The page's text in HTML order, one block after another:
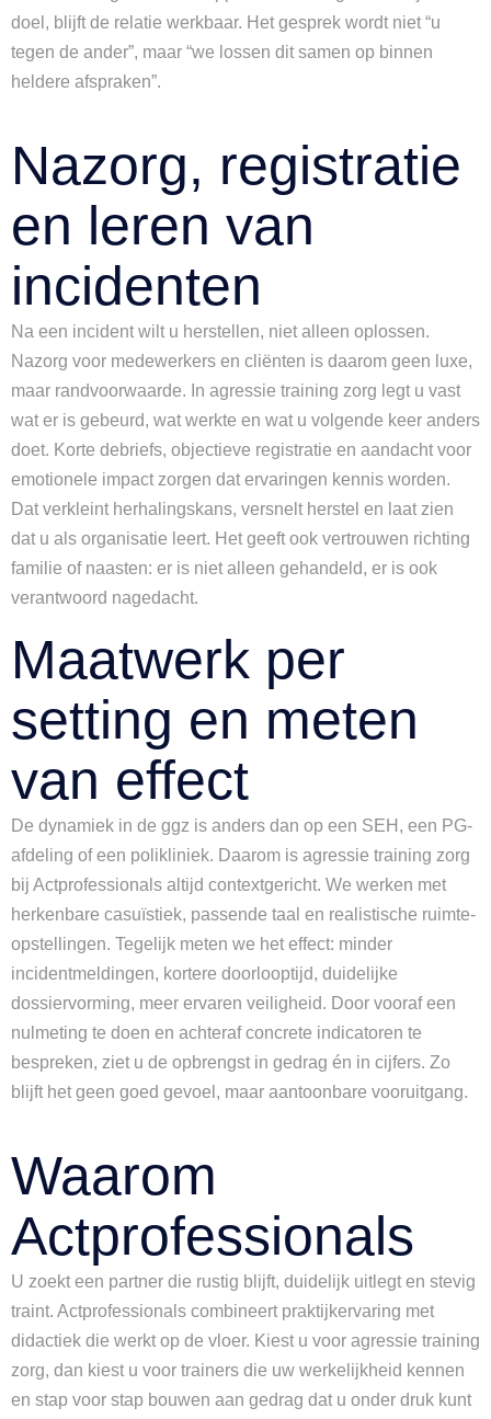
doel, blijft de relatie werkbaar. Het gesprek wordt niet “u
tegen de ander”, maar “we lossen dit samen op binnen
heldere afspraken”.
Nazorg, registratie
en leren van
incidenten
Na een incident wilt u herstellen, niet alleen oplossen.
Nazorg voor medewerkers en cliënten is daarom geen luxe,
maar randvoorwaarde. In agressie training zorg legt u vast
wat er is gebeurd, wat werkte en wat u volgende keer anders
doet. Korte debriefs, objectieve registratie en aandacht voor
emotionele impact zorgen dat ervaringen kennis worden.
Dat verkleint herhalingskans, versnelt herstel en laat zien
dat u als organisatie leert. Het geeft ook vertrouwen richting
familie of naasten: er is niet alleen gehandeld, er is ook
verantwoord nagedacht.
Maatwerk per
setting en meten
van effect
De dynamiek in de ggz is anders dan op een SEH, een PG-
afdeling of een polikliniek. Daarom is agressie training zorg
bij Actprofessionals altijd contextgericht. We werken met
herkenbare casuïstiek, passende taal en realistische ruimte-
opstellingen. Tegelijk meten we het effect: minder
incidentmeldingen, kortere doorlooptijd, duidelijke
dossiervorming, meer ervaren veiligheid. Door vooraf een
nulmeting te doen en achteraf concrete indicatoren te
bespreken, ziet u de opbrengst in gedrag én in cijfers. Zo
blijft het geen goed gevoel, maar aantoonbare vooruitgang.
Waarom
Actprofessionals
U zoekt een partner die rustig blijft, duidelijk uitlegt en stevig
traint. Actprofessionals combineert praktijkervaring met
didactiek die werkt op de vloer. Kiest u voor agressie training
zorg, dan kiest u voor trainers die uw werkelijkheid kennen
en stap voor stap bouwen aan gedrag dat u onder druk kunt